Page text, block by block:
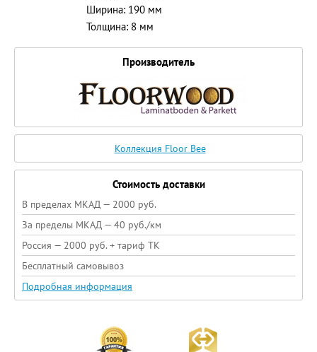
Ширина: 190 мм
Толщина: 8 мм
Производитель
Коллекция Floor Bee
Стоимость доставки
В пределах МКАД — 2000 руб.
За пределы МКАД — 40 руб./км
Россия — 2000 руб. + тариф ТК
Бесплатный самовывоз
Подробная информация